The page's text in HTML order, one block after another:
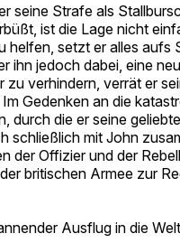
seine Strafe als
ist die Lage nicht
helfen, setzt er alles aufs
ihn jedoch dabei, eine
zu verhindern, verrät er
Gedenken an die
durch die er seine
schließlich mit John
der Offizier und der
britischen Armee zur
Ausflug in die